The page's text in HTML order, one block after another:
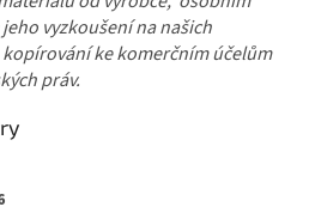
vyzkoušení na našich
ke komerčním účelům
práv.